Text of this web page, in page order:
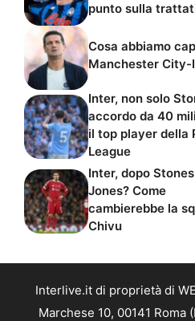
punto sulla
Cosa abbiamo
Manchester City-
Inter, non solo
accordo da 40
il top player della
League
Inter, dopo
Jones? Come
cambierebbe la
Chivu
Interlive.it di proprietà di
Marchese 10, 00141 Roma